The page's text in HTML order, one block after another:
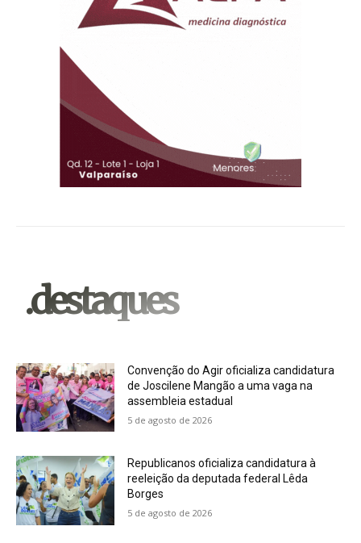
.destaques
Convenção do Agir oficializa candidatura
de Joscilene Mangão a uma vaga na
assembleia estadual
5 de agosto de 2026
Republicanos oficializa candidatura à
reeleição da deputada federal Lêda
Borges
5 de agosto de 2026